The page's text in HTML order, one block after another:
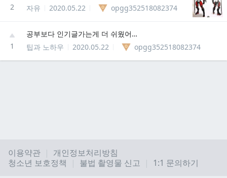
2
자유
2020.05.22 opgg352518082374
1
공부보다 인기글가는게 더 쉬웠어요
팁과 노하우
2020.05.22 opgg352518082374
이용약관
개인정보처리방침
청소년 보호정책
불법 촬영물 신고 1:1 문의하기